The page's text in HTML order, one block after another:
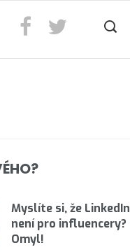
Myslíte si, že LinkedIn
není pro influencery?
Omyl!